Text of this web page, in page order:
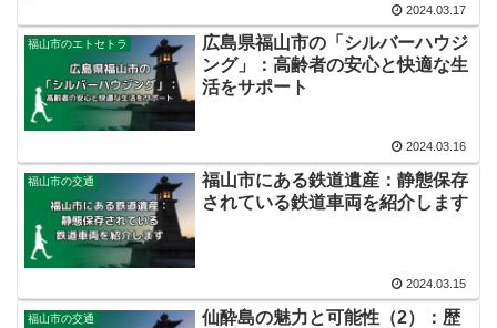
2024.03.17
福山市のエトセトラ
広島県福山市の「シルバーハウジ
ング」：高齢者の安心と快適な生
活をサポート
2024.03.16
福山市の交通
福山市にある鉄道遺産：静態保存
されている鉄道車両を紹介します
2024.03.15
福山市の交通
仙酔島の魅力と可能性（2）：歴